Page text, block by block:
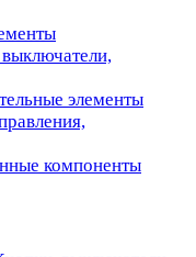
элементы
компоненты